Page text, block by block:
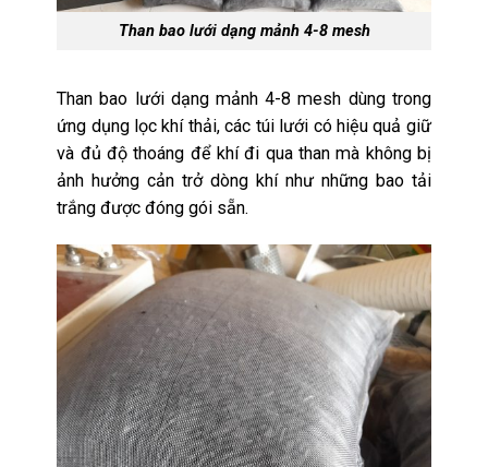
Than bao lưới dạng mảnh 4-8 mesh
Than bao lưới dạng mảnh 4-8 mesh dùng trong
ứng dụng lọc khí thải, các túi lưới có hiệu quả giữ
và đủ độ thoáng để khí đi qua than mà không bị
ảnh hưởng cản trở dòng khí như những bao tải
trắng được đóng gói sẵn.